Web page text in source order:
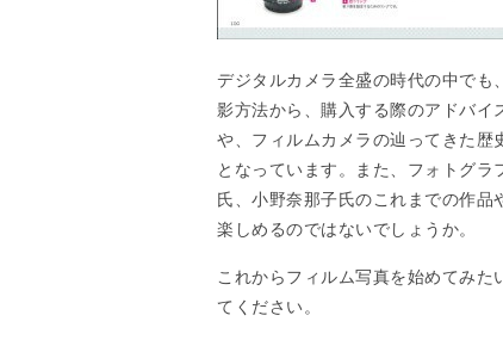
デジタルカメラ全盛の時代の中でも
影方法から、購入する際のアドバイ
や、フィルムカメラの辿ってきた歴
となっています。また、フォトグ
氏、小野奈那子氏のこれまでの作品
楽しめるのではないでしょうか。
これからフィルム写真を始めてみ
てください。